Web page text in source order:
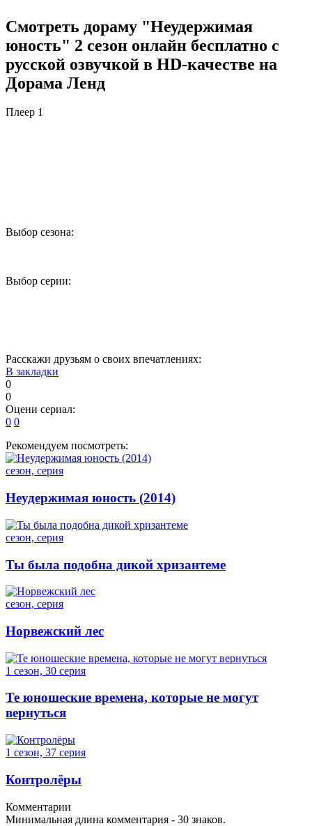
Смотреть дораму "Неудержимая
юность" 2 сезон онлайн бесплатно с
русской озвучкой в HD-качестве на
Дорама Ленд
Плеер 1
Выбор сезона:
Выбор серии:
Расскажи друзьям о своих впечатлениях:
В закладки
0
0
Оцени сериал:
0 0
Рекомендуем посмотреть:
сезон, серия
Неудержимая юность (2014)
сезон, серия
Ты была подобна дикой хризантеме
сезон, серия
Норвежский лес
1 сезон, 30 серия
Те юношеские времена, которые не могут
вернуться
1 сезон, 37 серия
Контролёры
Комментарии
Минимальная длина комментария - 30 знаков.